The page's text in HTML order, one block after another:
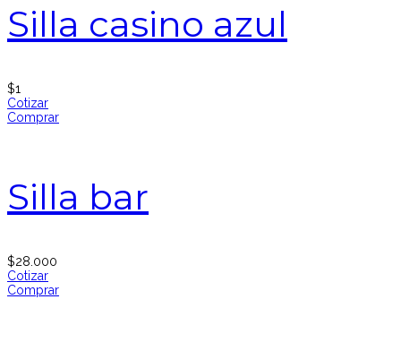
Silla casino azul
$1
Cotizar
Comprar
Silla bar
$28.000
Cotizar
Comprar